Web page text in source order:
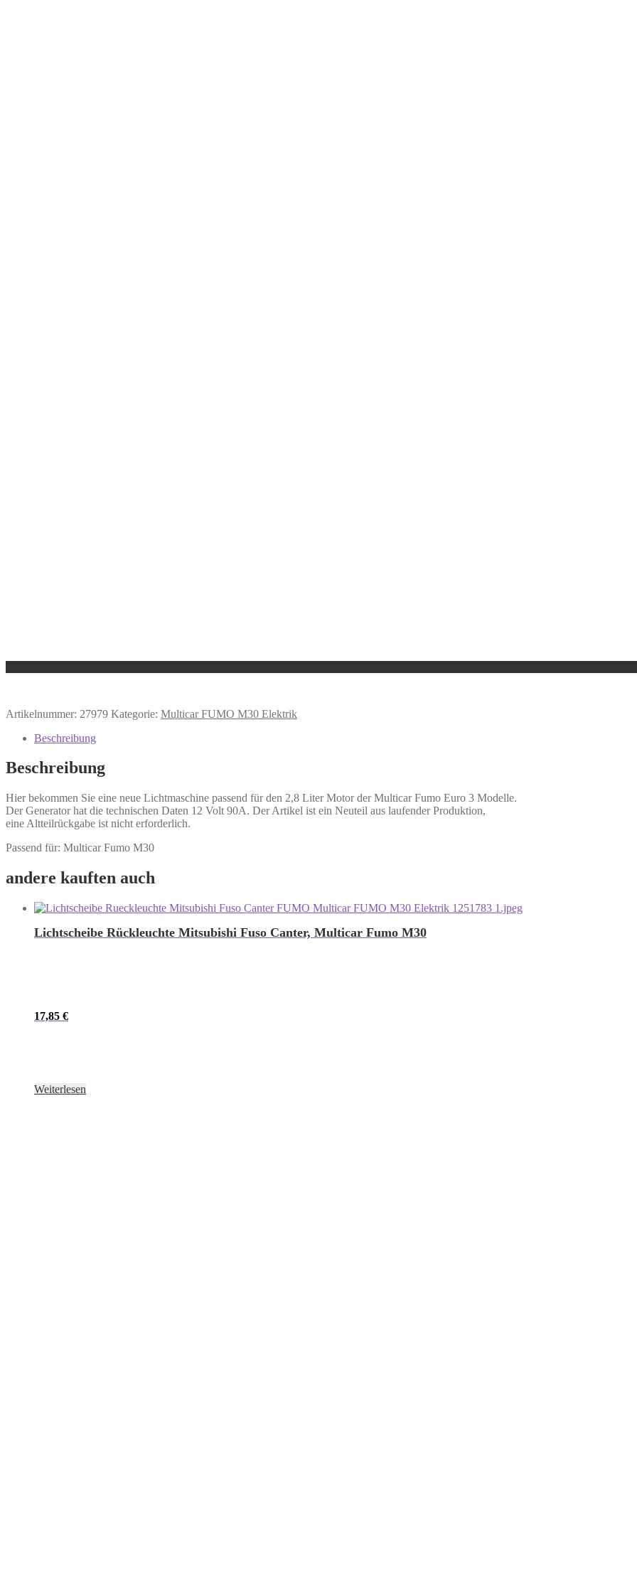
Artikelnummer: 27979 Kategorie: Multicar FUMO M30 Elektrik
Beschreibung
Beschreibung
Hier bekommen Sie eine neue Lichtmaschine passend für den 2,8 Liter Motor der Multicar Fumo Euro 3 Modelle.
Der Generator hat die technischen Daten 12 Volt 90A. Der Artikel ist ein Neuteil aus laufender Produktion,
eine Altteilrückgabe ist nicht erforderlich.
Passend für: Multicar Fumo M30
andere kauften auch
Lichtscheibe Rückleuchte Mitsubishi Fuso Canter, Multicar Fumo M30
17,85 €
Weiterlesen